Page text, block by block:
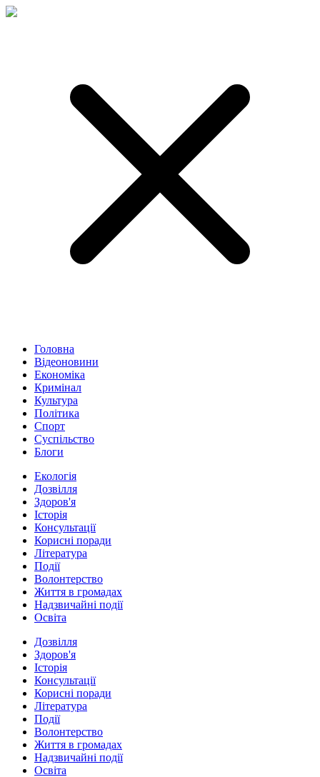
Головна
Відеоновини
Економіка
Кримінал
Культура
Політика
Спорт
Суспільство
Блоги
Екологія
Дозвілля
Здоров'я
Історія
Консультації
Корисні поради
Література
Події
Волонтерство
Життя в громадах
Надзвичайні події
Освіта
Дозвілля
Здоров'я
Історія
Консультації
Корисні поради
Література
Події
Волонтерство
Життя в громадах
Надзвичайні події
Освіта